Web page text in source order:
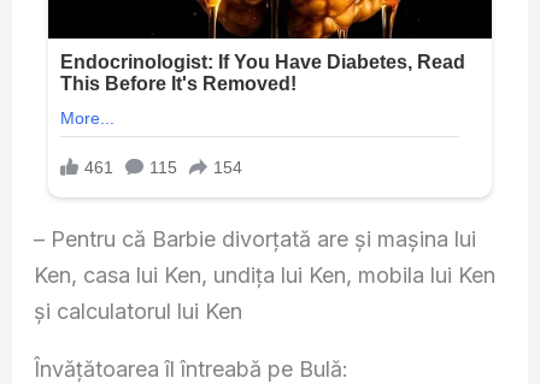
– Pentru că Barbie divorţată are şi maşina lui
Ken, casa lui Ken, undiţa lui Ken, mobila lui Ken
și calculatorul lui Ken
Învățătoarea îl întreabă pe Bulă: